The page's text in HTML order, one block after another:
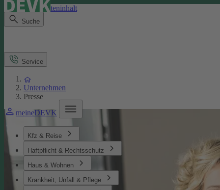
Direkt zum Seiteninhalt
Suche
meineDEVK
Kfz & Reise
Haftpflicht & Rechtsschutz
Haus & Wohnen
Krankheit, Unfall & Pflege
Service
Unternehmen
Presse